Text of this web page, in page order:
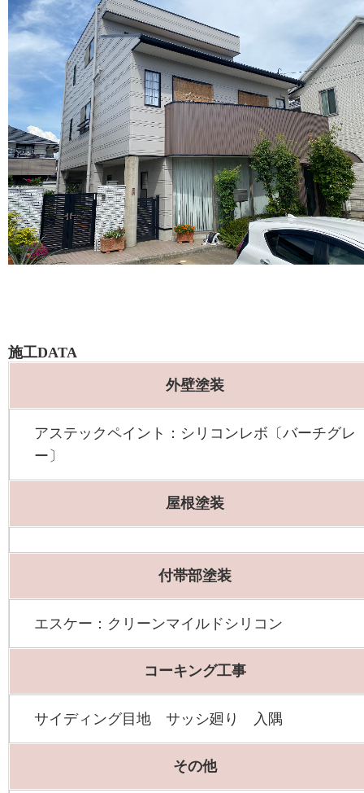
施工DATA
外壁塗装
アステックペイント：シリコンレボ〔バーチグレ
ー〕
屋根塗装
付帯部塗装
エスケー：クリーンマイルドシリコン
コーキング工事
サイディング目地 サッシ廻り 入隅
その他